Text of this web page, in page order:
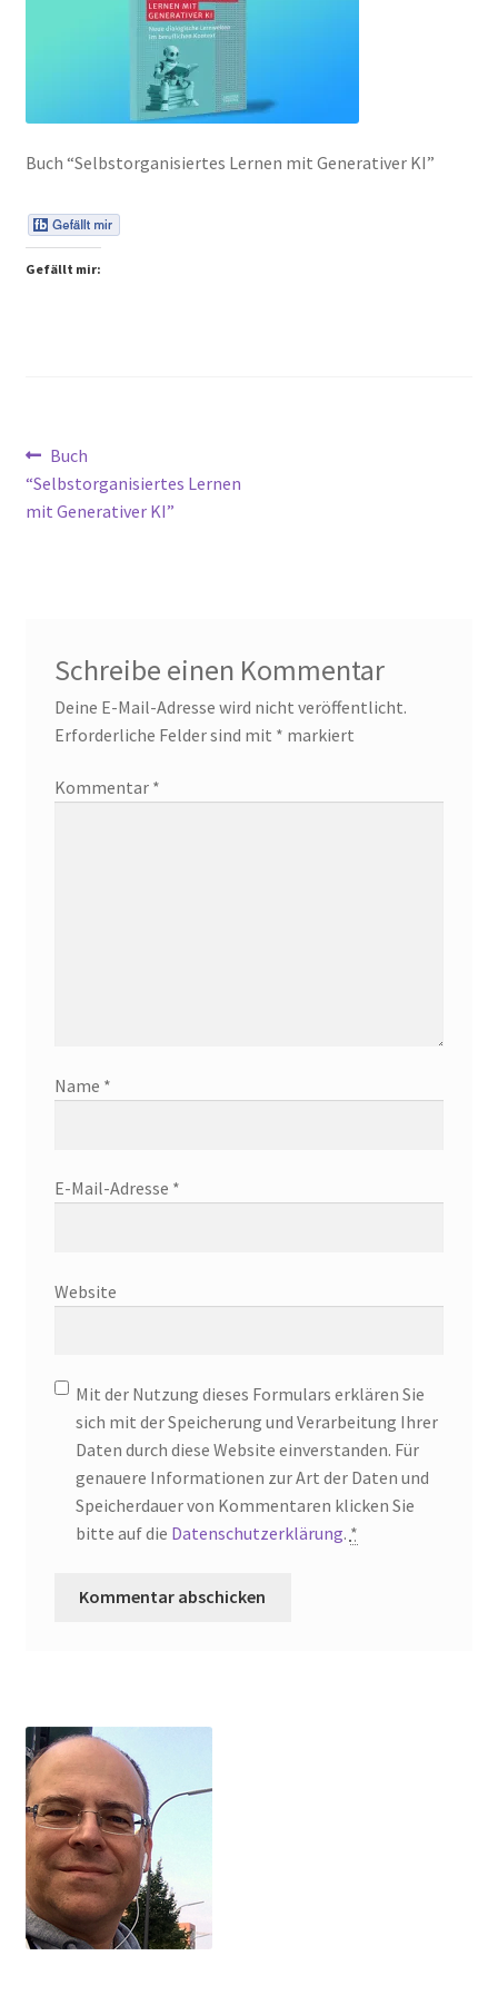
Peps Gedanken
Buch “Selbstorganisiertes Lernen mit Generativer KI”
Gefällt mir:
Beitragsnavigation
Vorheriger
Beitrag:
Buch
“Selbstorganisiertes Lernen
mit Generativer KI”
Schreibe einen Kommentar
Deine E-Mail-Adresse wird nicht veröffentlicht.
Erforderliche Felder sind mit * markiert
Kommentar *
Name *
E-Mail-Adresse *
Website
Mit der Nutzung dieses Formulars erklären Sie
sich mit der Speicherung und Verarbeitung Ihrer
Daten durch diese Website einverstanden. Für
genauere Informationen zur Art der Daten und
Speicherdauer von Kommentaren klicken Sie
bitte auf die Datenschutzerklärung. *